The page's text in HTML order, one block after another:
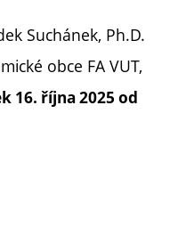
Suchánek, Ph.D.
obce FA VUT,
16. října 2025 od